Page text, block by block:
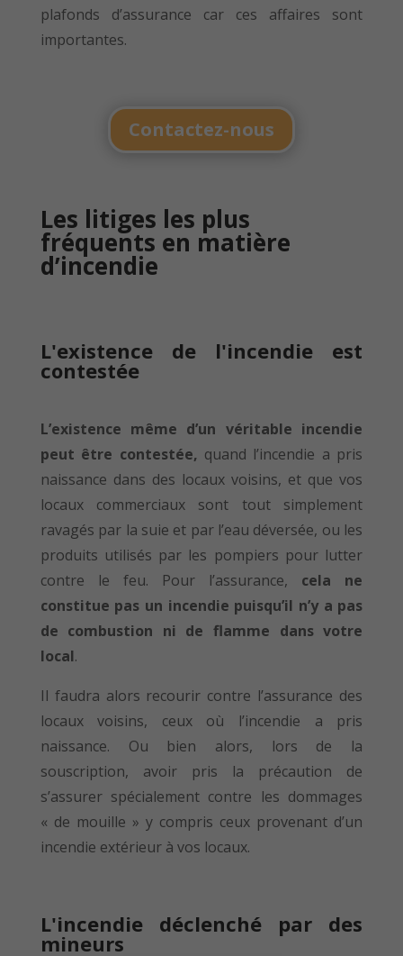
plafonds d’assurance car ces affaires sont
importantes.
Contactez-nous
Les litiges les plus
fréquents en matière
d’incendie
L'existence de l'incendie est
contestée
L’existence même d’un véritable incendie
peut être contestée, quand l’incendie a pris
naissance dans des locaux voisins, et que vos
locaux commerciaux sont tout simplement
ravagés par la suie et par l’eau déversée, ou les
produits utilisés par les pompiers pour lutter
contre le feu. Pour l’assurance, cela ne
constitue pas un incendie puisqu’il n’y a pas
de combustion ni de flamme dans votre
local.
Il faudra alors recourir contre l’assurance des
locaux voisins, ceux où l’incendie a pris
naissance. Ou bien alors, lors de la
souscription, avoir pris la précaution de
s’assurer spécialement contre les dommages
« de mouille » y compris ceux provenant d’un
incendie extérieur à vos locaux.
L'incendie déclenché par des
mineurs